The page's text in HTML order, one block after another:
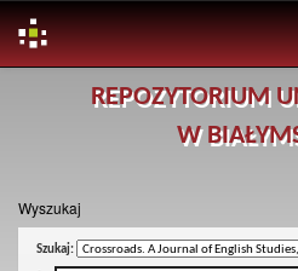
REPOZYTORIUM
W
Wyszukaj
Szukaj: